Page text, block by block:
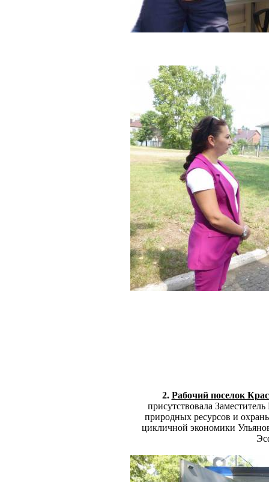
2. Рабочий поселок
присутствовала
природных ресурсов и
цикличной экономики